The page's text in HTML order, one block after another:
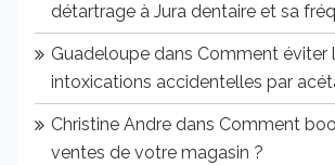
détartrage à Jura dentaire et sa
Guadeloupe dans Comment éviter
intoxications accidentelles par
Christine Andre dans Comment
ventes de votre magasin ?